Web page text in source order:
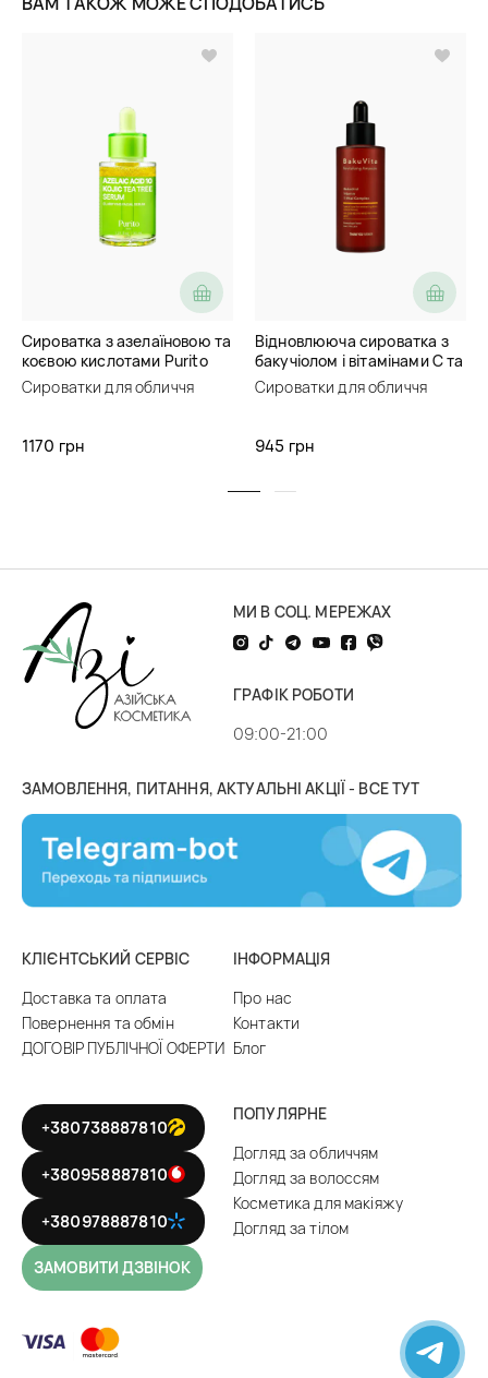
Сироватка з азелаїновою та
коєвою кислотами Purito
Seoul Azelaic Acid 10 Kojic
Tea Tree Serum
Сироватки для обличчя
1170 грн
Відновлююча сироватка з
бакучіолом і вітамінами C та
E Thank You Farmer BakuVita
Revitalizing Ampoule
Сироватки для обличчя
945 грн
МИ В СОЦ. МЕРЕЖАХ
ГРАФІК РОБОТИ
09:00-21:00
ЗАМОВЛЕННЯ, ПИТАННЯ, АКТУАЛЬНІ АКЦІЇ - ВСЕ ТУТ
КЛІЄНТСЬКИЙ СЕРВІС
Доставка та оплата
Повернення та обмін
ДОГОВІР ПУБЛІЧНОЇ ОФЕРТИ
ІНФОРМАЦІЯ
Про нас
Контакти
Блог
+380738887810
+380958887810
+380978887810
ЗАМОВИТИ ДЗВІНОК
ПОПУЛЯРНЕ
Догляд за обличчям
Догляд за волоссям
Косметика для макіяжу
Догляд за тілом